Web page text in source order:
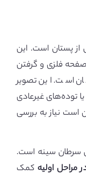
پستان است. این
فلزی و گرفتن
است. این تصویر
توده‌های غیرعادی
نیاز به بررسی
سرطان سینه است.
اولیه کمک